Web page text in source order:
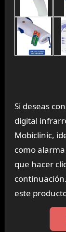
Si deseas
digital
Mobiclinic,
como
que hacer
este